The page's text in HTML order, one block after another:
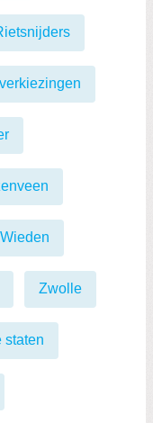
Zwolle
staten